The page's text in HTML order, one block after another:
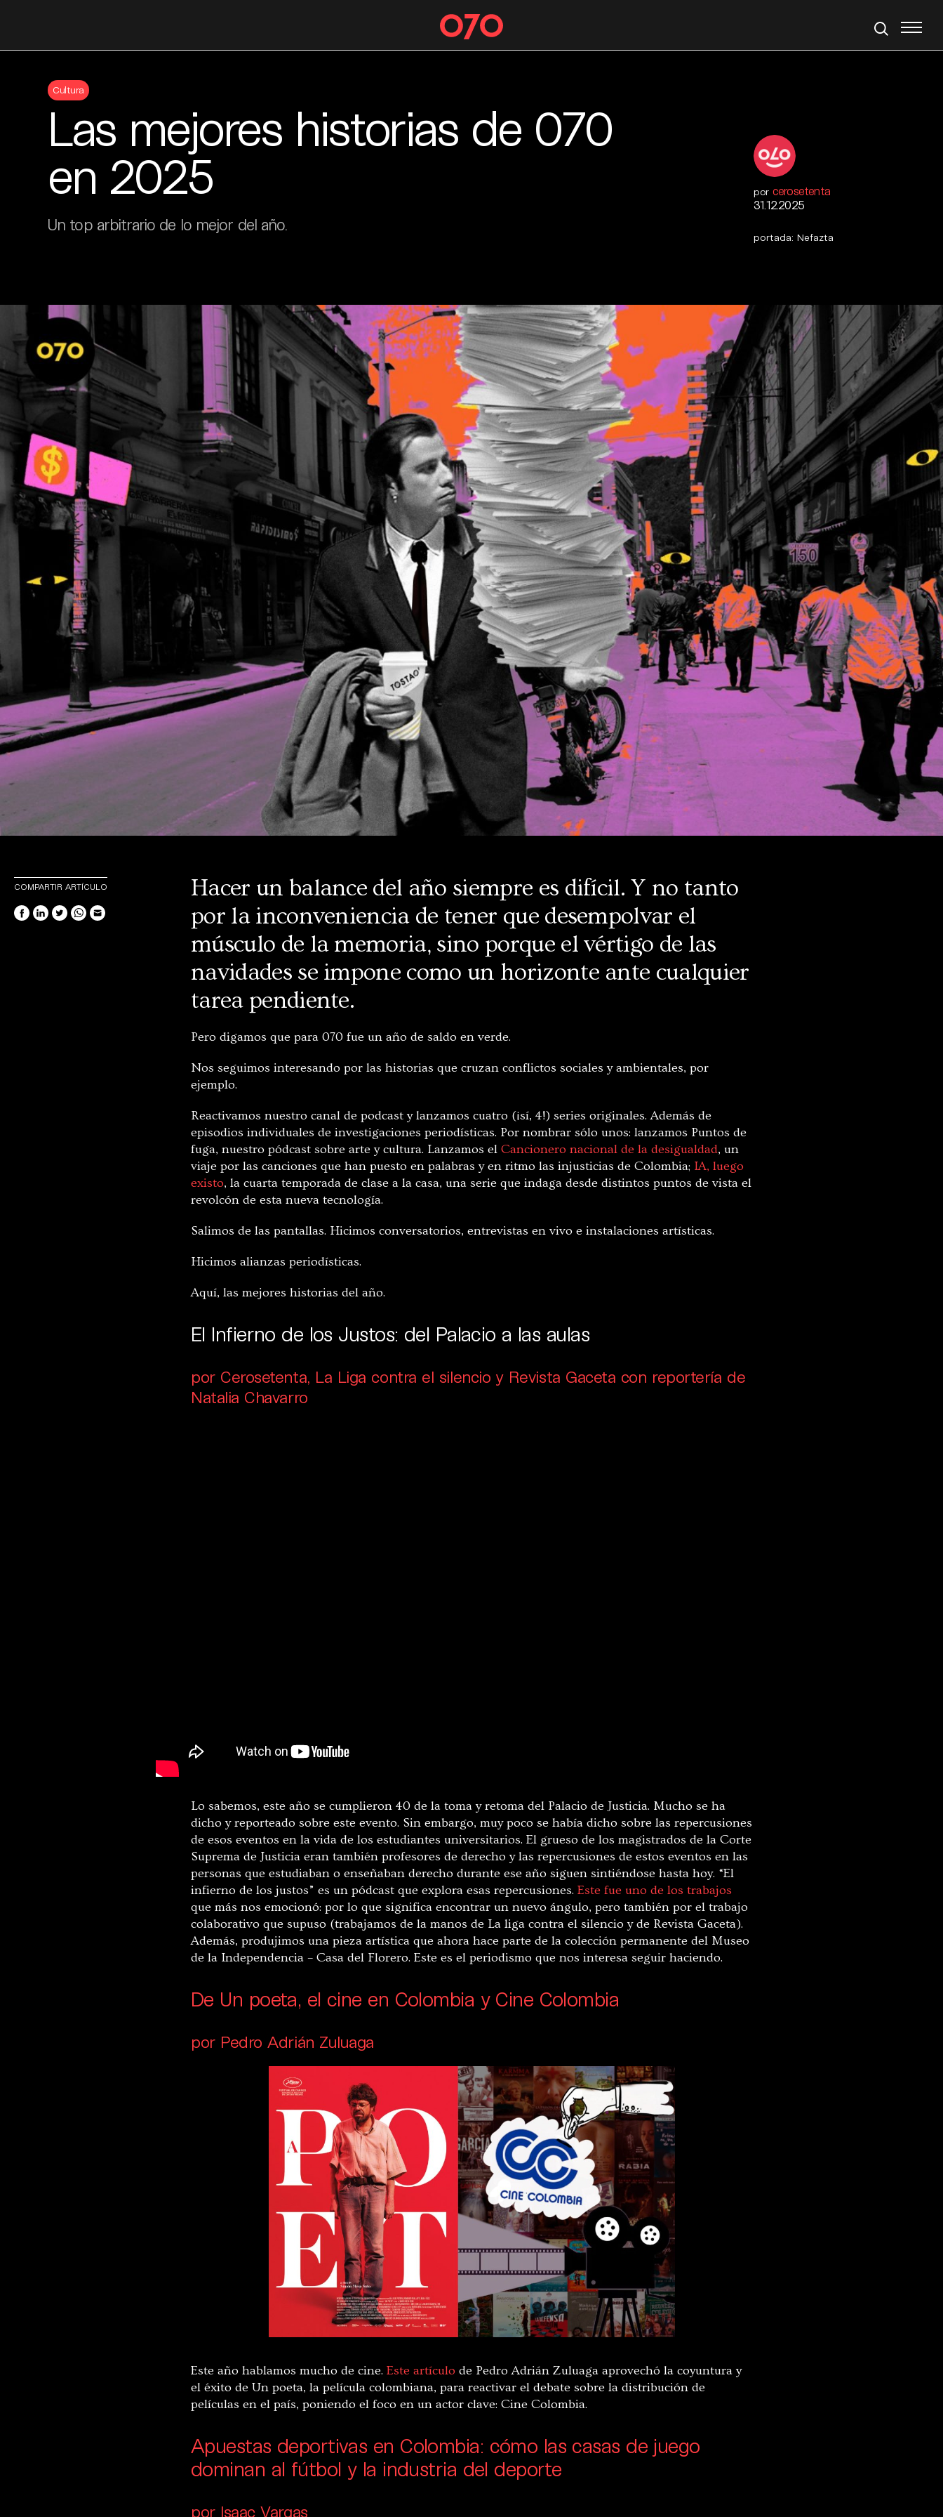
Cultura
Las mejores historias de 070
en 2025
Un top arbitrario de lo mejor del año.
por cerosetenta
31.12.2025
portada: Nefazta
Hacer un balance del año siempre es difícil. Y no tanto
por la inconveniencia de tener que desempolvar el
músculo de la memoria, sino porque el vértigo de las
navidades se impone como un horizonte ante cualquier
tarea pendiente.
Pero digamos que para 070 fue un año de saldo en verde.
Nos seguimos interesando por las historias que cruzan conflictos sociales y ambientales, por
ejemplo.
Reactivamos nuestro canal de podcast y lanzamos cuatro (¡sí, 4!) series originales. Además de
episodios individuales de investigaciones periodísticas. Por nombrar sólo unos: lanzamos Puntos de
fuga, nuestro pódcast sobre arte y cultura. Lanzamos el Cancionero nacional de la desigualdad, un
viaje por las canciones que han puesto en palabras y en ritmo las injusticias de Colombia; IA, luego
existo, la cuarta temporada de clase a la casa, una serie que indaga desde distintos puntos de vista el
revolcón de esta nueva tecnología.
Salimos de las pantallas. Hicimos conversatorios, entrevistas en vivo e instalaciones artísticas.
Hicimos alianzas periodísticas.
Aquí, las mejores historias del año.
El Infierno de los Justos: del Palacio a las aulas
por Cerosetenta, La Liga contra el silencio y Revista Gaceta con reportería de
Natalia Chavarro
Lo sabemos, este año se cumplieron 40 de la toma y retoma del Palacio de Justicia. Mucho se ha
dicho y reporteado sobre este evento. Sin embargo, muy poco se había dicho sobre las repercusiones
de esos eventos en la vida de los estudiantes universitarios. El grueso de los magistrados de la Corte
Suprema de Justicia eran también profesores de derecho y las repercusiones de estos eventos en las
personas que estudiaban o enseñaban derecho durante ese año siguen sintiéndose hasta hoy. “El
infierno de los justos” es un pódcast que explora esas repercusiones. Este fue uno de los trabajos
que más nos emocionó: por lo que significa encontrar un nuevo ángulo, pero también por el trabajo
colaborativo que supuso (trabajamos de la manos de La liga contra el silencio y de Revista Gaceta).
Además, produjimos una pieza artística que ahora hace parte de la colección permanente del Museo
de la Independencia – Casa del Florero. Este es el periodismo que nos interesa seguir haciendo.
De Un poeta, el cine en Colombia y Cine Colombia
por Pedro Adrián Zuluaga
Este año hablamos mucho de cine. Este artículo de Pedro Adrián Zuluaga aprovechó la coyuntura y
el éxito de Un poeta, la película colombiana, para reactivar el debate sobre la distribución de
películas en el país, poniendo el foco en un actor clave: Cine Colombia.
Apuestas deportivas en Colombia: cómo las casas de juego
dominan al fútbol y la industria del deporte
por Isaac Vargas
COMPARTIR ARTÍCULO